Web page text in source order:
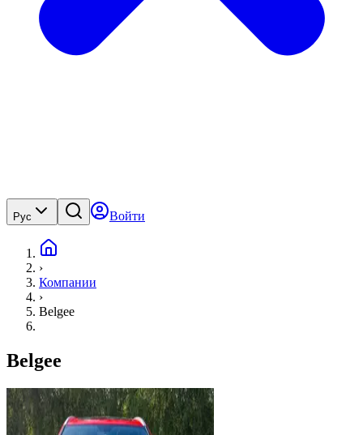
Рус Войти
›
Компании
›
Belgee
Belgee